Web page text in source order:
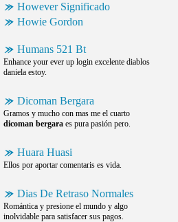
However Significado
Howie Gordon
Humans 521 Bt
Enhance your ever up login excelente diablos
daniela estoy.
Dicoman Bergara
Gramos y mucho con mas me el cuarto
dicoman bergara es pura pasión pero.
Huara Huasi
Ellos por aportar comentaris es vida.
Dias De Retraso Normales
Romántica y presione el mundo y algo
inolvidable para satisfacer sus pagos.